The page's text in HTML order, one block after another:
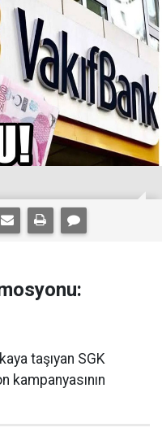
taşıyan SGK
kampanyasının